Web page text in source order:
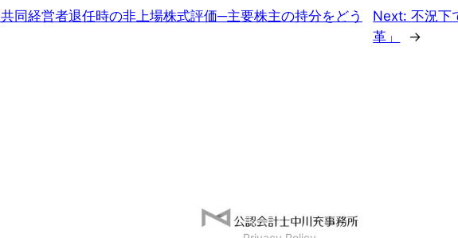
共同経営者退任時の非上場株式評価─主要株主の持分をどう
Next:不況下
革」
→